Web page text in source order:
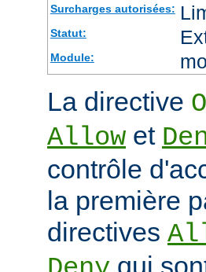
Surcharges autorisées:
Statut:
Module:
La directive
Allow et
contrôle
la première
directives
qui